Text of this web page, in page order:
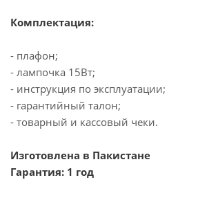
Комплектация:
- плафон;
- лампочка 15Вт;
- инструкция по эксплуатации;
- гарантийный талон;
- товарный и кассовый чеки.
Изготовлена в Пакистане
Гарантия: 1 год